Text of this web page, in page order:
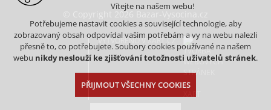
© Copyright 2026 Bazar-Vysocina.cz
VYTVOŘENO V XART.CZ
Vítejte na našem webu!
Potřebujeme nastavit cookies a související technologie, aby
zobrazovaný obsah odpovídal vašim potřebám a vy na webu nalezli
přesně to, co potřebujete. Soubory cookies používané na našem
webu nikdy neslouží ke zjišťování totožnosti uživatelů stránek.
PŘIJMOUT VŠECHNY COOKIES